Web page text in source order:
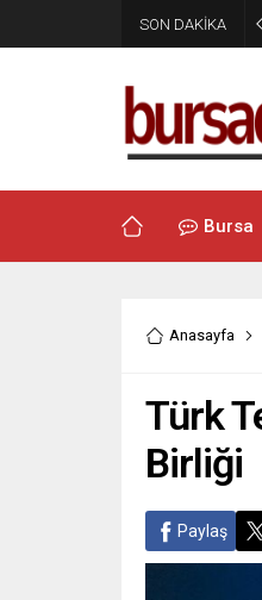
SON DAKİKA
Bursa
Anasayfa
Türk
Birliği
Paylaş